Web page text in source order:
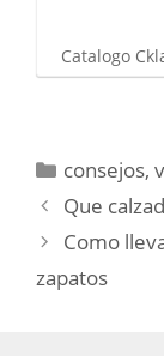
Catalogo
Categorías
consejos,
Que
Como
zapatos